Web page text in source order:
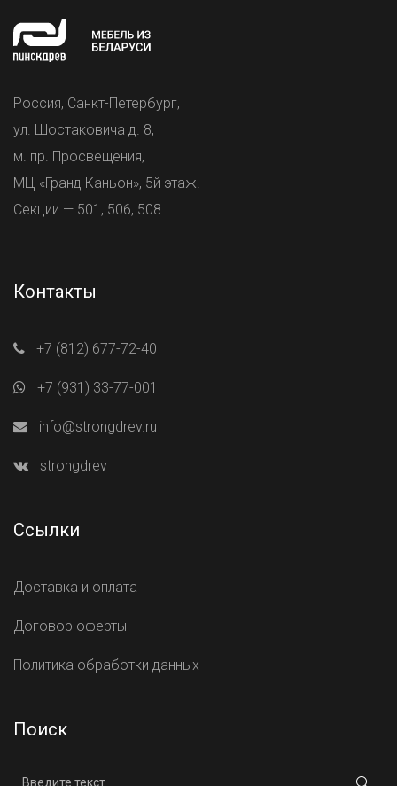
Россия, Санкт-Петербург,
ул. Шостаковича д. 8,
м. пр. Просвещения,
МЦ «Гранд Каньон», 5й этаж.
Секции — 501, 506, 508.
Контакты
+7 (812) 677-72-40
+7 (931) 33-77-001
info@strongdrev.ru
strongdrev
Ссылки
Доставка и оплата
Договор оферты
Политика обработки данных
Поиск